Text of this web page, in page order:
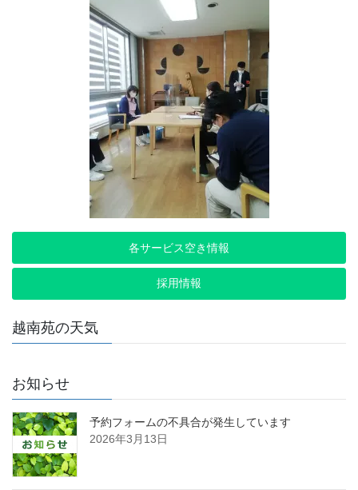
各サービス空き情報
採用情報
越南苑の天気
お知らせ
予約フォームの不具合が発生しています
2026年3月13日